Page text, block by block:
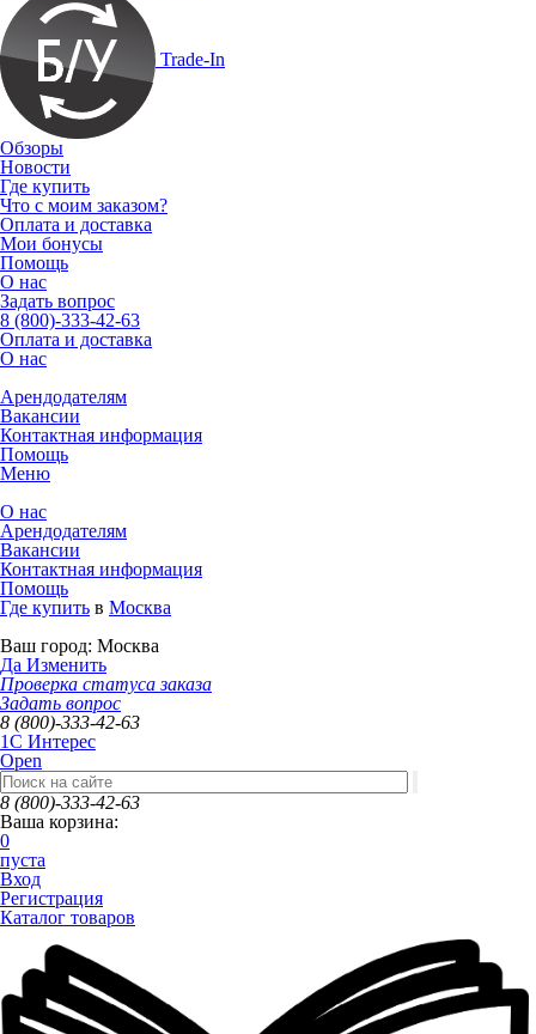
Trade-In
Обзоры
Новости
Где купить
Что с моим заказом?
Оплата и доставка
Мои бонусы
Помощь
О нас
Задать вопрос
8 (800)-333-42-63
Оплата и доставка
О нас
Арендодателям
Вакансии
Контактная информация
Помощь
Меню
О нас
Арендодателям
Вакансии
Контактная информация
Помощь
Где купить в Москва
Ваш город: Москва
Да Изменить
Проверка статуса заказа
Задать вопрос
8 (800)-333-42-63
1C Интерес
Open
8 (800)-333-42-63
Ваша корзина:
0
пуста
Вход
Регистрация
Каталог товаров